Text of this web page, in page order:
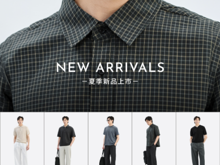
飛行外套不是只有潮男可以穿，0技巧也能
穿出自己的風格！
飛行外套作為秋冬的男士必備單品絕不是沒有理由的，百搭又好
看，簡單就能搭出時髦風格，而且不管是搭配T恤、襯衫、帽
T，都超級好看！
以下就來推薦幾種飛行外套穿搭技巧給各位！
閱讀文章